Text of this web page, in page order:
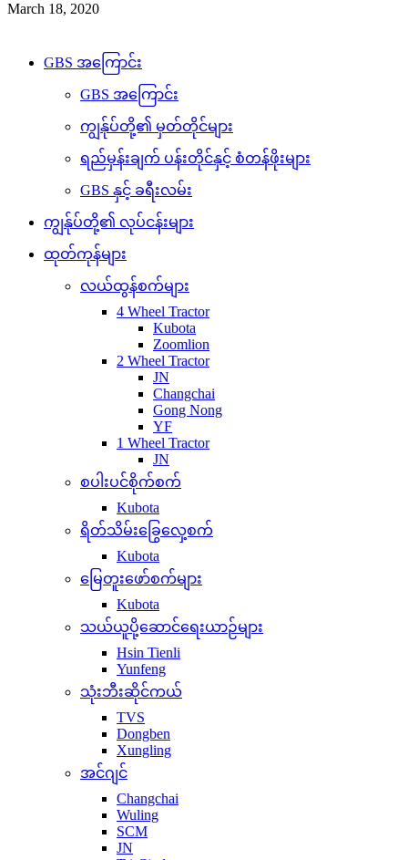
March 18, 2020
GBS အကြောင်း
GBS အကြောင်း
ကျွန်ုပ်တို့၏ မှတ်တိုင်များ
ရည်မှန်းချက် ပန်းတိုင်နှင့် စံတန်ဖိုးများ
GBS နှင့် ခရီးလမ်း
ကျွန်ုပ်တို့၏ လုပ်ငန်းများ
ထုတ်ကုန်များ
လယ်ထွန်စက်များ
4 Wheel Tractor
Kubota
Zoomlion
2 Wheel Tractor
JN
Changchai
Gong Nong
YF
1 Wheel Tractor
JN
စပါးပင်စိုက်စက်
Kubota
ရိတ်သိမ်းခြွေလှေ့စက်
Kubota
မြေတူးဖော်စက်များ
Kubota
သယ်ယူပို့ဆောင်ရေးယာဉ်များ
Hsin Tienli
Yunfeng
သုံးဘီးဆိုင်ကယ်
TVS
Dongben
Xungling
အင်ဂျင်
Changchai
Wuling
SCM
JN